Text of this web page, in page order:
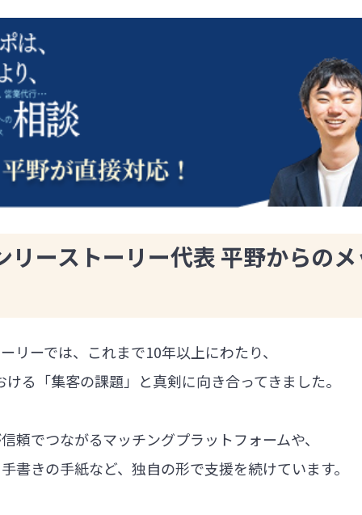
リーストーリー代表 平野からの
リーでは、これまで10年以上にわたり、
る「集客の課題」と真剣に向き合ってきました。
頼でつながるマッチングプラットフォームや、
書きの手紙など、独自の形で支援を続けています。